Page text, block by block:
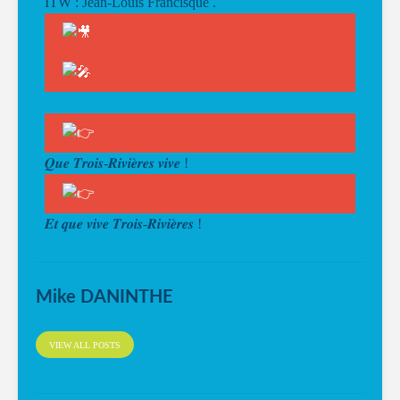
𝑸𝒖𝒆 𝑻𝒓𝒐𝒊𝒔-𝑹𝒊𝒗𝒊𝒆̀𝒓𝒆𝒔 𝒗𝒊𝒗𝒆 !
𝑬𝒕 𝒒𝒖𝒆 𝒗𝒊𝒗𝒆 𝑻𝒓𝒐𝒊𝒔-𝑹𝒊𝒗𝒊𝒆̀𝒓𝒆𝒔 !
Mike DANINTHE
VIEW ALL POSTS